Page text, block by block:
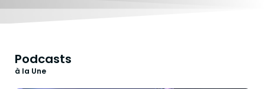
Podcasts
à la Une